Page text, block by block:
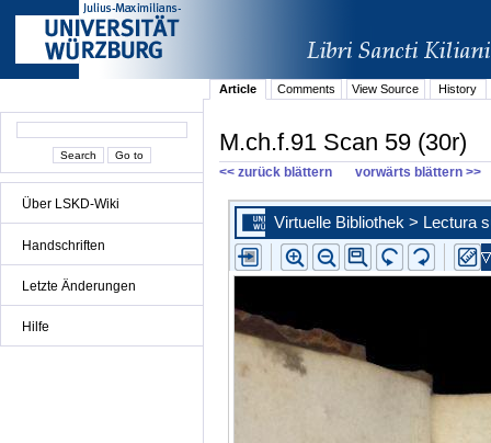
Über LSKD-Wiki
Handschriften
Letzte Änderungen
Hilfe
Article Comments View Source History
M.ch.f.91 Scan 59 (30r)
<< zurück blättern vorwärts blättern >>